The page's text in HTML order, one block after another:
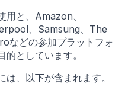
用と、Amazon、
、Samsung、The
などの参加プラットフォ
としています。
、以下が含まれます。